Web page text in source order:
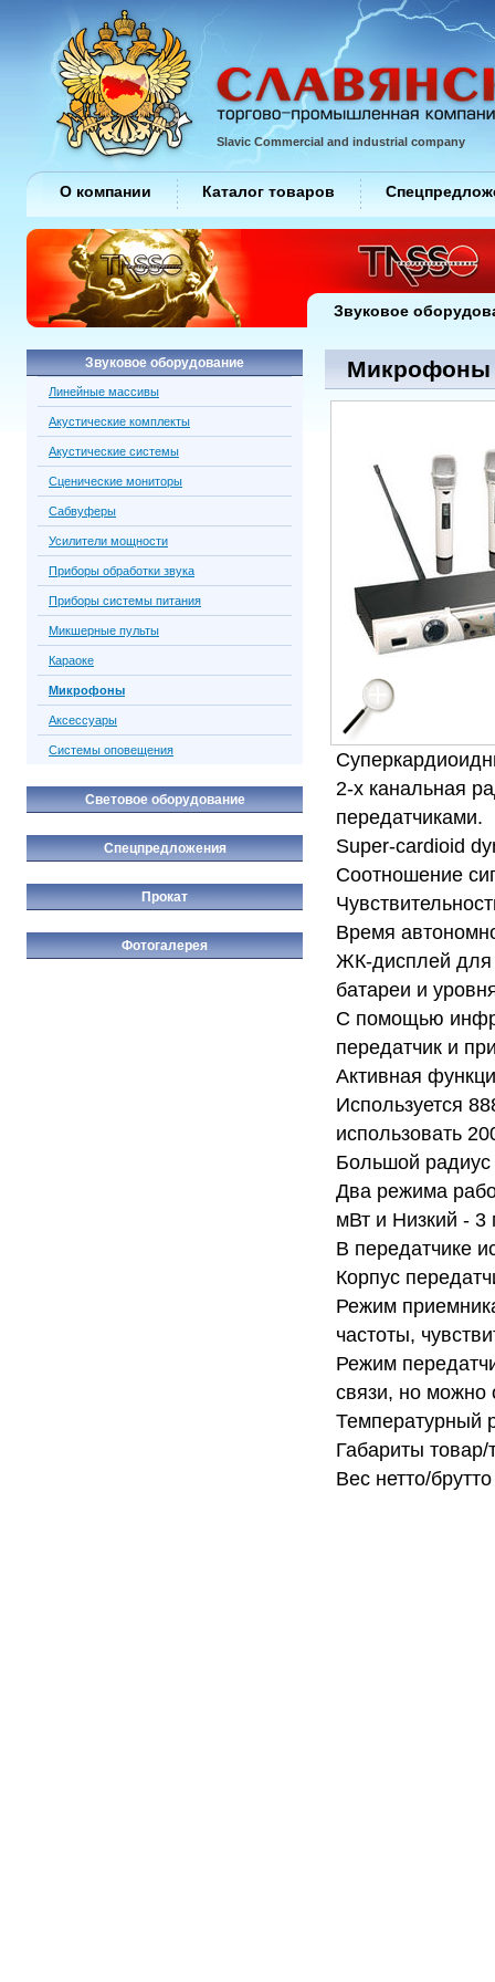
Микрофоны /
2-х канальная
передатчиками.
Super-cardioid
Соотношение
Время
ЖК-дисплей для
батареи и
С помощью
передатчик и
Активная
Используется
использовать
Большой радиус
Два режима
мВт и Низкий - 3
В передатчике
Корпус
Режим
частоты,
Режим
связи, но можно
Температурный
Габариты
Вес нетто/
Звуковое оборудование
Линейные массивы
Акустические комплекты
Акустические системы
Сценические мониторы
Сабвуферы
Усилители мощности
Приборы обработки звука
Приборы системы питания
Микшерные пульты
Караоке
Микрофоны
Аксессуары
Системы оповещения
Световое оборудование
Спецпредложения
Прокат
Фотогалерея
Slavic Commercial and industrial company
О компании Каталог товаров
Звуковое